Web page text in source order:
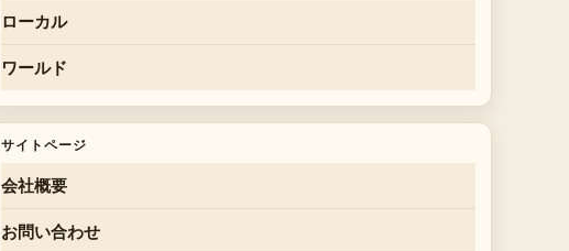
ローカル
ワールド
サイトページ
会社概要
お問い合わせ